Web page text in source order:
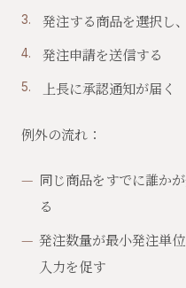
発注する商品を選択し
発注申請を送信する
上長に承認通知が届く
例外の流れ：
同じ商品をすでに誰か
る
発注数量が最小発注単
入力を促す